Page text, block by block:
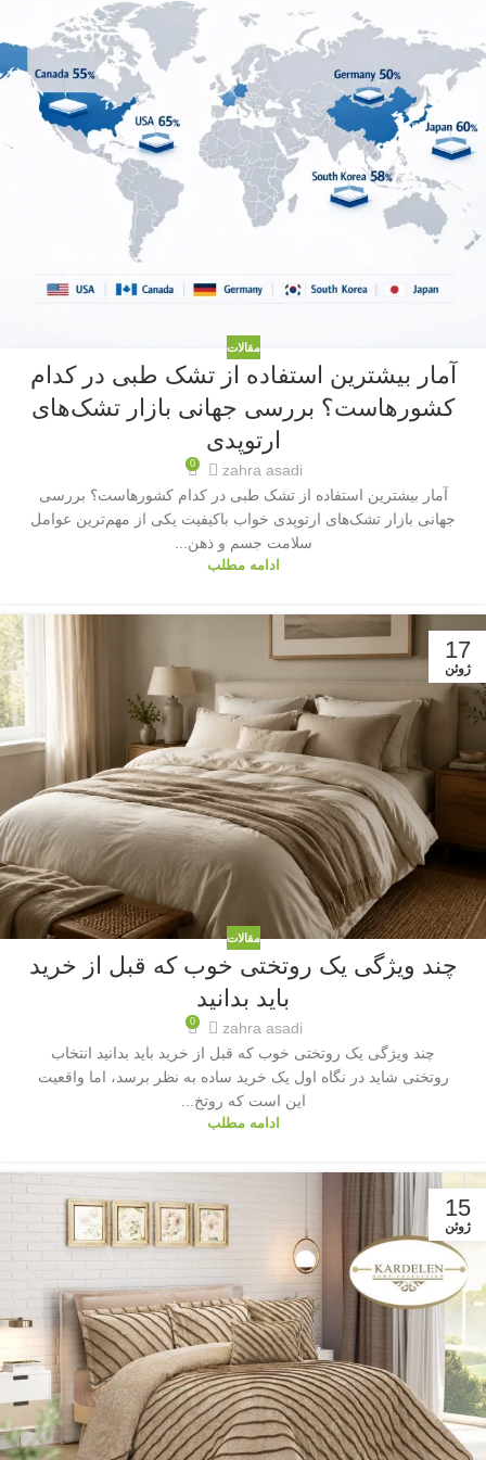
مقالات
آمار بیشترین استفاده از تشک طبی در کدام
کشورهاست؟ بررسی جهانی بازار تشک‌های
ارتوپدی
zahra asadi
0
آمار بیشترین استفاده از تشک طبی در کدام کشورهاست؟ بررسی
جهانی بازار تشک‌های ارتوپدی خواب باکیفیت یکی از مهم‌ترین عوامل
سلامت جسم و ذهن...
ادامه مطلب
17
ژوئن
مقالات
چند ویژگی یک روتختی خوب که قبل از خرید
باید بدانید
zahra asadi
0
چند ویژگی یک روتختی خوب که قبل از خرید باید بدانید انتخاب
روتختی شاید در نگاه اول یک خرید ساده به نظر برسد، اما واقعیت
این است که روتخ...
ادامه مطلب
15
ژوئن